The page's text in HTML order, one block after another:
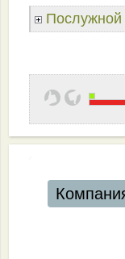
Послужной